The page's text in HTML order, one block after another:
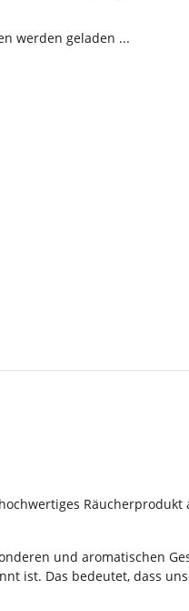
werden geladen ...
Räucherprodukt
und aromatischen
ist. Das bedeutet, dass